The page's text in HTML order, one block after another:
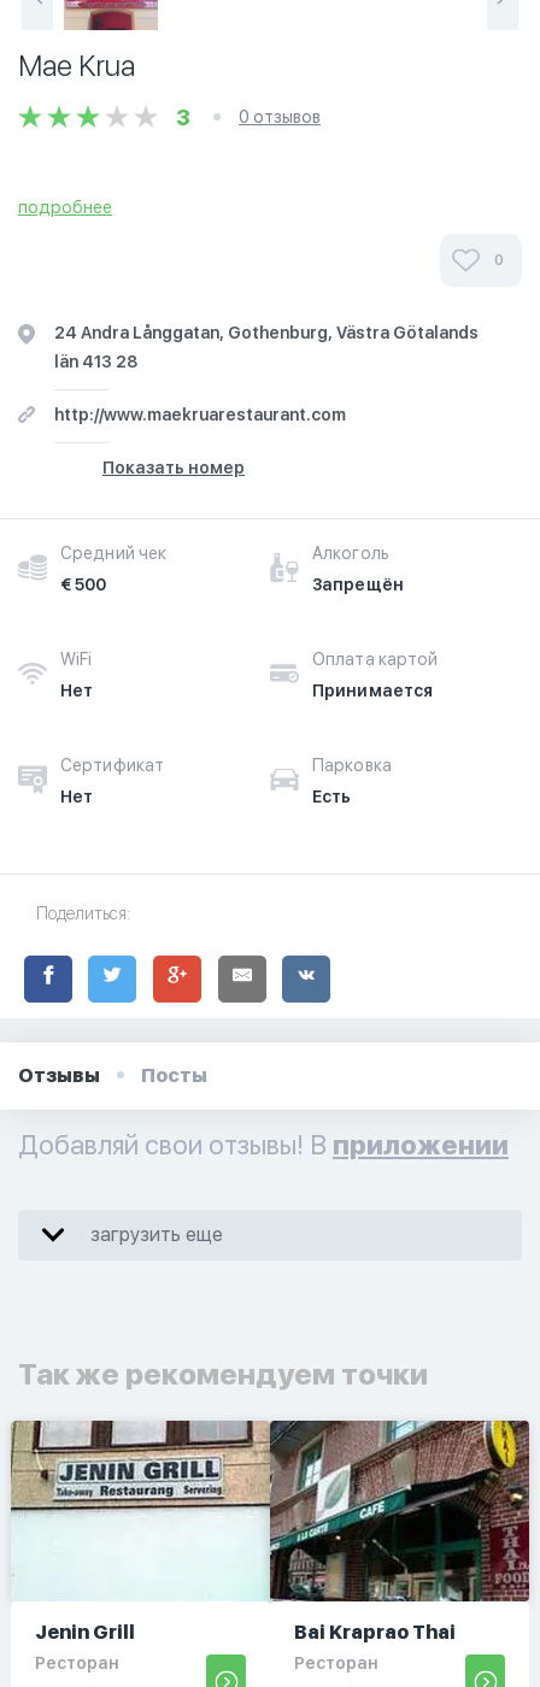
Mae Krua
3 0 отзывов
подробнее
0
24 Andra Långgatan, Gothenburg, Västra Götalands
län 413 28
http://www.maekruarestaurant.com
Показать номер
Средний чек
€ 500
Алкоголь
Запрещён
WiFi
Нет
Оплата картой
Принимается
Сертификат
Нет
Парковка
Есть
Поделиться:
Отзывы Посты
Добавляй свои отзывы! В приложении
загрузить еще
Так же рекомендуем точки
Jenin Grill
Ресторан
Bai Kraprao Thai
Ресторан